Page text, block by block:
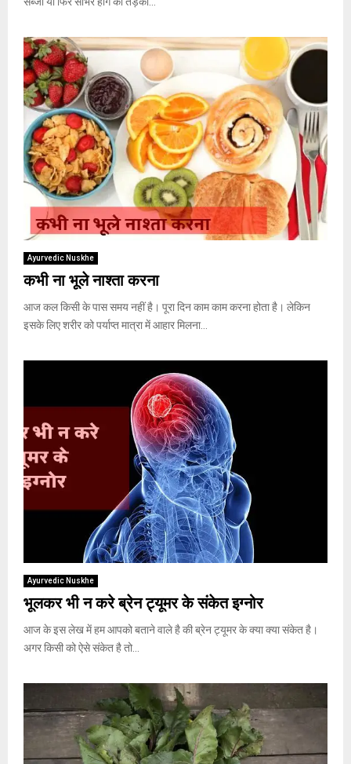
Ayurvedic Nuskhe
कभी ना भूले नाश्ता करना
आज कल किसी के पास समय नहीं है। पूरा दिन काम काम करना होता है। लेकिन
इसके लिए शरीर को पर्याप्त मात्रा में आहार मिलना...
Ayurvedic Nuskhe
भूलकर भी न करे ब्रेन ट्यूमर के संकेत इग्नोर
आज के इस लेख में हम आपको बताने वाले है की ब्रेन ट्यूमर के क्या क्या संकेत है।
अगर किसी को ऐसे संकेत है तो...